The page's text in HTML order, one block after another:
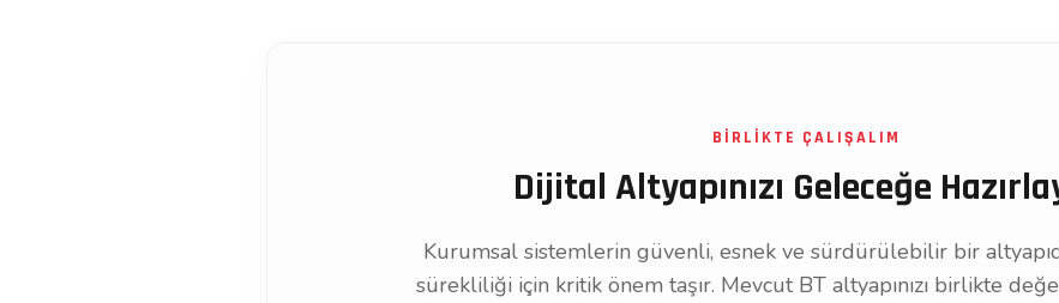
BİRLİKTE ÇALIŞALIM
Dijital Altyapınızı Geleceğe
Kurumsal sistemlerin güvenli, esnek ve sürdürülebilir bir
sürekliliği için kritik önem taşır. Mevcut BT altyapınızı birlikte